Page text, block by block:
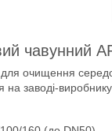
чавунний
очищення
на заводі-